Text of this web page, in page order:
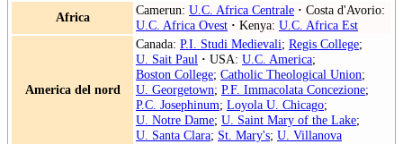
Africa
Camerun: U.C. Africa Centrale · Costa d'Avorio:
U.C. Africa Ovest · Kenya: U.C. Africa Est
America del nord
Canada: P.I. Studi Medievali; Regis College;
U. Sait Paul · USA: U.C. America;
Boston College; Catholic Theological Union;
U. Georgetown; P.F. Immacolata Concezione;
P.C. Josephinum; Loyola U. Chicago;
U. Notre Dame; U. Saint Mary of the Lake;
U. Santa Clara; St. Mary's; U. Villanova